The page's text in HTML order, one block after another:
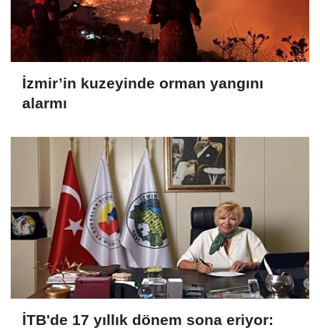
İzmir’in kuzeyinde orman yangını
alarmı
İTB'de 17 yıllık dönem sona eriyor: